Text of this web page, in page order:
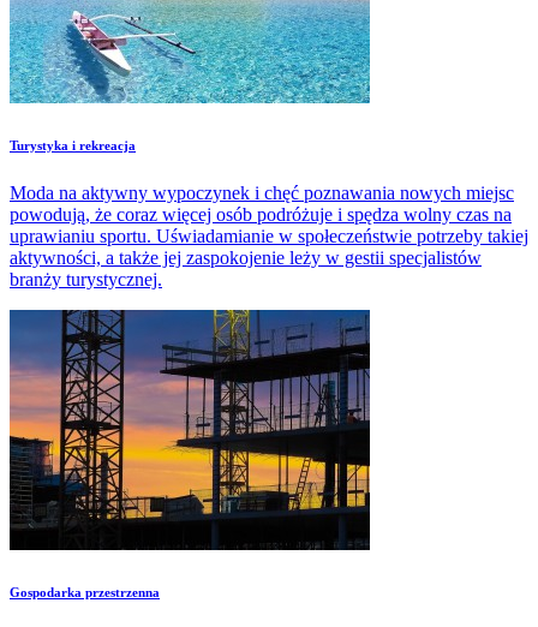
Turystyka i rekreacja
Moda na aktywny wypoczynek i chęć poznawania nowych miejsc
powodują, że coraz więcej osób podróżuje i spędza wolny czas na
uprawianiu sportu. Uświadamianie w społeczeństwie potrzeby takiej
aktywności, a także jej zaspokojenie leży w gestii specjalistów
branży turystycznej.
Gospodarka przestrzenna